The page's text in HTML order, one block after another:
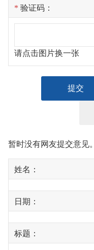
* 验证码：
请点击图片换一张
暂时没有网友提交意见。
姓名：
日期：
标题：